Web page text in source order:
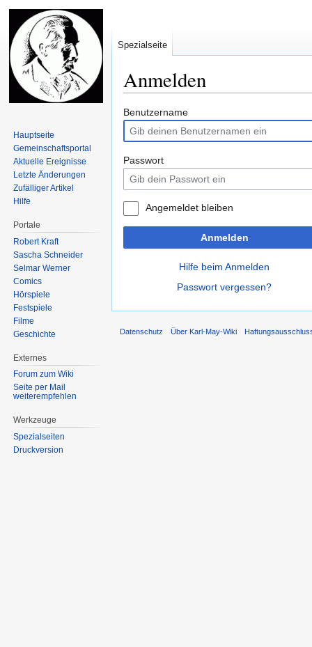
Anmelden
Zur
Navigation
springen
Zur
Suche
springen
Benutzername
Passwort
Angemeldet bleiben
Anmelden
Hilfe beim Anmelden
Passwort vergessen?
Spezialseite
Hauptseite
Gemeinschafts­portal
Aktuelle Ereignisse
Letzte Änderungen
Zufälliger Artikel
Hilfe
Portale
Robert Kraft
Sascha Schneider
Selmar Werner
Comics
Hörspiele
Festspiele
Filme
Geschichte
Externes
Forum zum Wiki
Seite per Mail
weiterempfehlen
Werkzeuge
Spezialseiten
Druckversion
Datenschutz Über Karl-May-Wiki